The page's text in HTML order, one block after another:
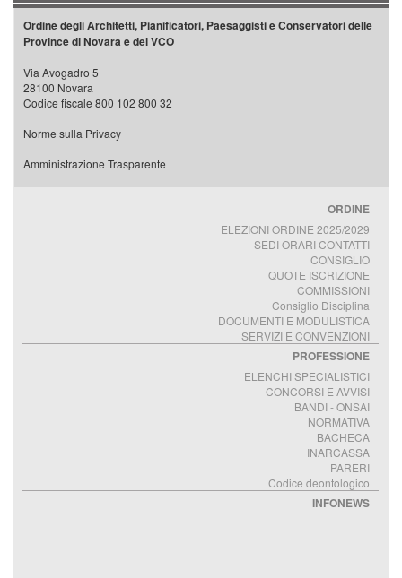
Ordine degli Architetti, Pianificatori, Paesaggisti e Conservatori delle
Province di Novara e del VCO
Via Avogadro 5
28100 Novara
Codice fiscale 800 102 800 32
Norme sulla Privacy
Amministrazione Trasparente
ORDINE
ELEZIONI ORDINE 2025/2029
SEDI ORARI CONTATTI
CONSIGLIO
QUOTE ISCRIZIONE
COMMISSIONI
Consiglio Disciplina
DOCUMENTI E MODULISTICA
SERVIZI E CONVENZIONI
PROFESSIONE
ELENCHI SPECIALISTICI
CONCORSI E AVVISI
BANDI - ONSAI
NORMATIVA
BACHECA
INARCASSA
PARERI
Codice deontologico
INFONEWS